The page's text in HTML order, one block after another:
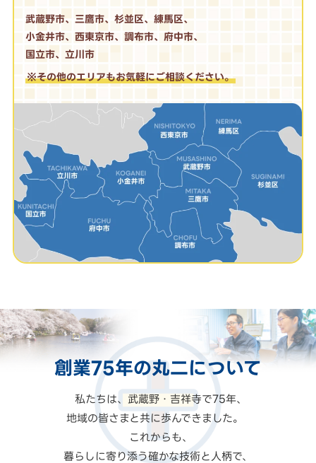
武蔵野市、三鷹市、杉並区、練馬区、
小金井市、西東京市、調布市、府中市、
国立市、立川市
※その他のエリアもお気軽にご相談ください。
創業75年の丸二について
私たちは、武蔵野・吉祥寺で75年、
地域の皆さまと共に歩んできました。
これからも、
暮らしに寄り添う確かな技術と人柄で、